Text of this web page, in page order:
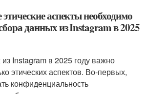
аспекты необходимо
данных из Instagram в 2025
Instagram в 2025 году важно
этических аспектов. Во-первых,
конфиденциальность